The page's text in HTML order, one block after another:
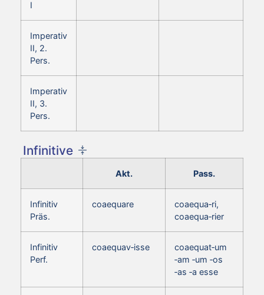
I
Imperativ
II, 2.
Pers.
Imperativ
II, 3.
Pers.
Infinitive
Akt. Pass.
Infinitiv
Präs.
coaequare
coaequa‑ri,
coaequa‑rier
Infinitiv
Perf.
coaequav‑isse
coaequat‑um
‑am ‑um ‑os
‑as ‑a esse